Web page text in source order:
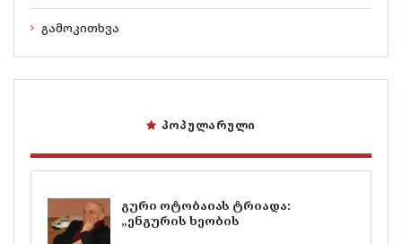
გამოკითხვა
ᲞᲝᲞᲣᲚᲐᲠᲣᲚᲘ
გური ოტობაიას ტრიადა:
„ენგურის ხეობის